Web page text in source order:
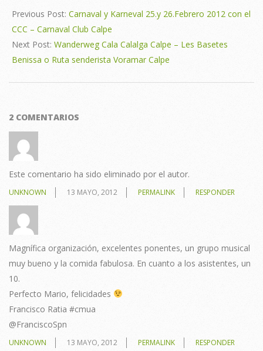
03-
01
Previous Post: Carnaval y Karneval 25.y 26.Febrero 2012 con el
CCC – Carnaval Club Calpe
Next Post: Wanderweg Cala Calalga Calpe – Les Basetes
Benissa o Ruta senderista Voramar Calpe
2 COMENTARIOS
Este comentario ha sido eliminado por el autor.
UNKNOWN 13 MAYO, 2012 PERMALINK RESPONDER
Magnífica organización, excelentes ponentes, un grupo musical
muy bueno y la comida fabulosa. En cuanto a los asistentes, un
10.
Perfecto Mario, felicidades
Francisco Ratia #cmua
@FranciscoSpn
UNKNOWN 13 MAYO, 2012 PERMALINK RESPONDER